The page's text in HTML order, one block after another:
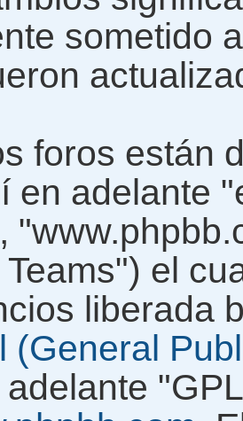
sometido
foros están
en adelante
el
liberada
(General